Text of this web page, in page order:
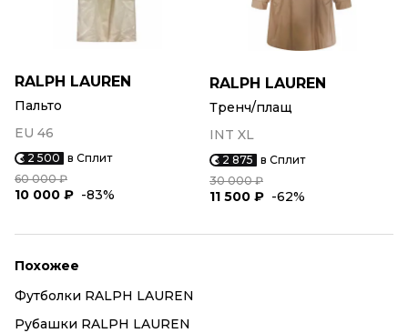
RALPH LAUREN
Пальто
EU 46
2 500 в Сплит
60 000 ₽
10 000 ₽ -83%
RALPH LAUREN
Тренч/плащ
INT XL
2 875 в Сплит
30 000 ₽
11 500 ₽ -62%
Похожее
Футболки RALPH LAUREN
Рубашки RALPH LAUREN